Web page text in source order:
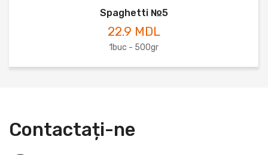
Spaghetti №5
22.9 MDL
1buc - 500gr
Contactați-ne